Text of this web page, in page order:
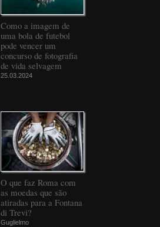
Como a imagem de
uma bola de futebol
pode vencer um
concurso de fotografia
de vida selvagem
25.03.2024
O que faz Roma com
as moedas que são
atiradas para a Fontana
di Trevi?
Guglielmo